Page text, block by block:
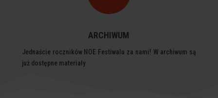
ARCHIWUM
Jednaście roczników NOE Festiwalu za nami! W archiwum są
już dostępne materiały